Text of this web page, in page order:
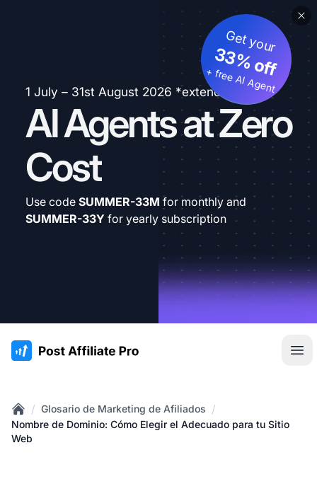
1 July – 31st August 2026 *extended
AI Agents at Zero
Cost
Get your
33% off
+ free AI Agent
Use code SUMMER-33M for monthly and
SUMMER-33Y for yearly subscription
:site.title
Home
/ Glosario de Marketing de Afiliados /
Nombre de Dominio: Cómo Elegir el Adecuado para tu Sitio
Web